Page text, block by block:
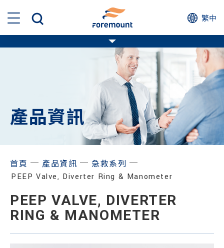
繁中
產品資訊
首頁 ─ 產品資訊 ─ 急救系列 ─
PEEP Valve, Diverter Ring & Manometer
PEEP VALVE, DIVERTER
RING & MANOMETER